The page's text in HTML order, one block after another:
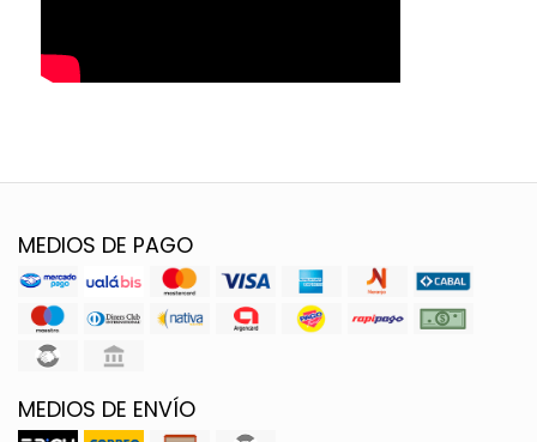
MEDIOS DE PAGO
MEDIOS DE ENVÍO